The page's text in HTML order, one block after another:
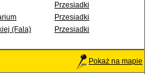
Przesiadki
Przesiadki
(Fala)
Przesiadki
Pokaż na mapie